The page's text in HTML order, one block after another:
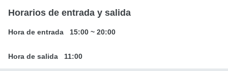
Horarios de entrada y salida
Hora de entrada 15:00 ~ 20:00
Hora de salida 11:00